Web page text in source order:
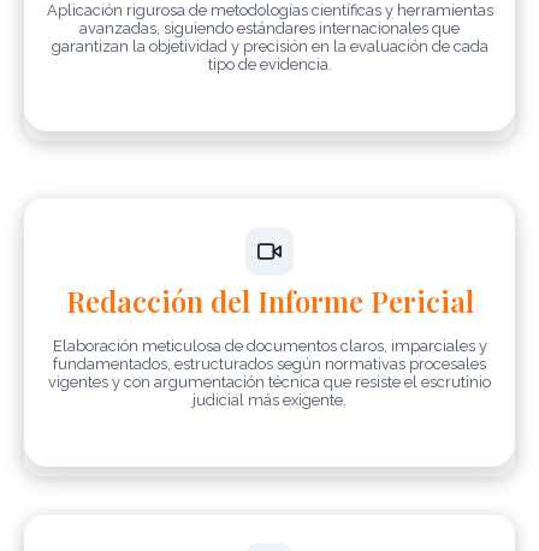
Aplicación rigurosa de metodologías científicas y herramientas
avanzadas, siguiendo estándares internacionales que
garantizan la objetividad y precisión en la evaluación de cada
tipo de evidencia.
Redacción del Informe Pericial
Elaboración meticulosa de documentos claros, imparciales y
fundamentados, estructurados según normativas procesales
vigentes y con argumentación técnica que resiste el escrutinio
judicial más exigente.